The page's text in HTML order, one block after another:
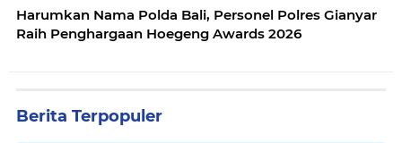
Harumkan Nama Polda Bali, Personel Polres Gianyar
Raih Penghargaan Hoegeng Awards 2026
Berita Terpopuler